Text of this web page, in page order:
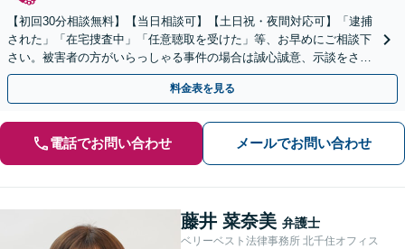
【初回30分相談無料】【当日相談可】【土日祝・夜間対応可】「逮捕
された」「在宅捜査中」「任意聴取を受けた」等、お早めにご相談下
さい。被害者の方がいらっしゃる事件の場合は誠心誠意、示談をさせ
ていただきます。被害者の方の代理人も承っております。
料金表を見る
電話でお問い合わせ メールでお問い合わせ
藤井 菜奈美 弁護士
ベリーベスト法律事務所 北千住オフィス